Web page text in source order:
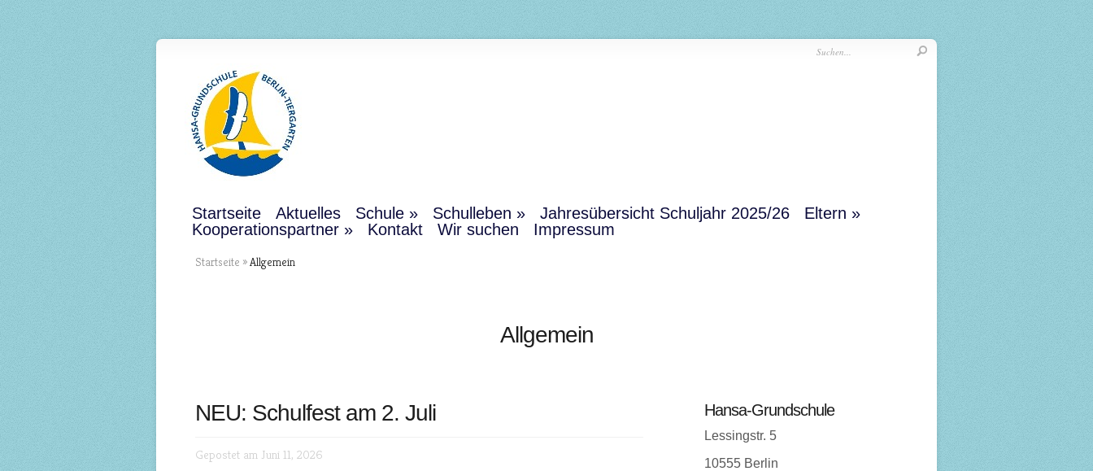
Startseite Aktuelles Schule Schulleben Jahresübersicht Schuljahr 2025/26
Eltern
Kooperationspartner
Kontakt Wir suchen Impressum
Startseite »Allgemein
Allgemein
NEU: Schulfest am 2. Juli
Gepostet am Juni 11, 2026
Hansa-Grundschule
Lessingstr. 5
10555 Berlin